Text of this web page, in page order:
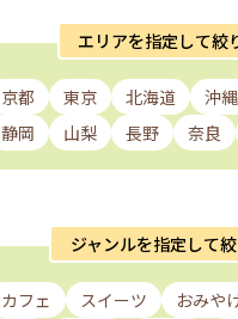
エリアを指定して絞
京都 東京 北海道 沖縄
静岡
山梨 長野 奈良
ジャンルを指定して
カフェ スイーツ おみや